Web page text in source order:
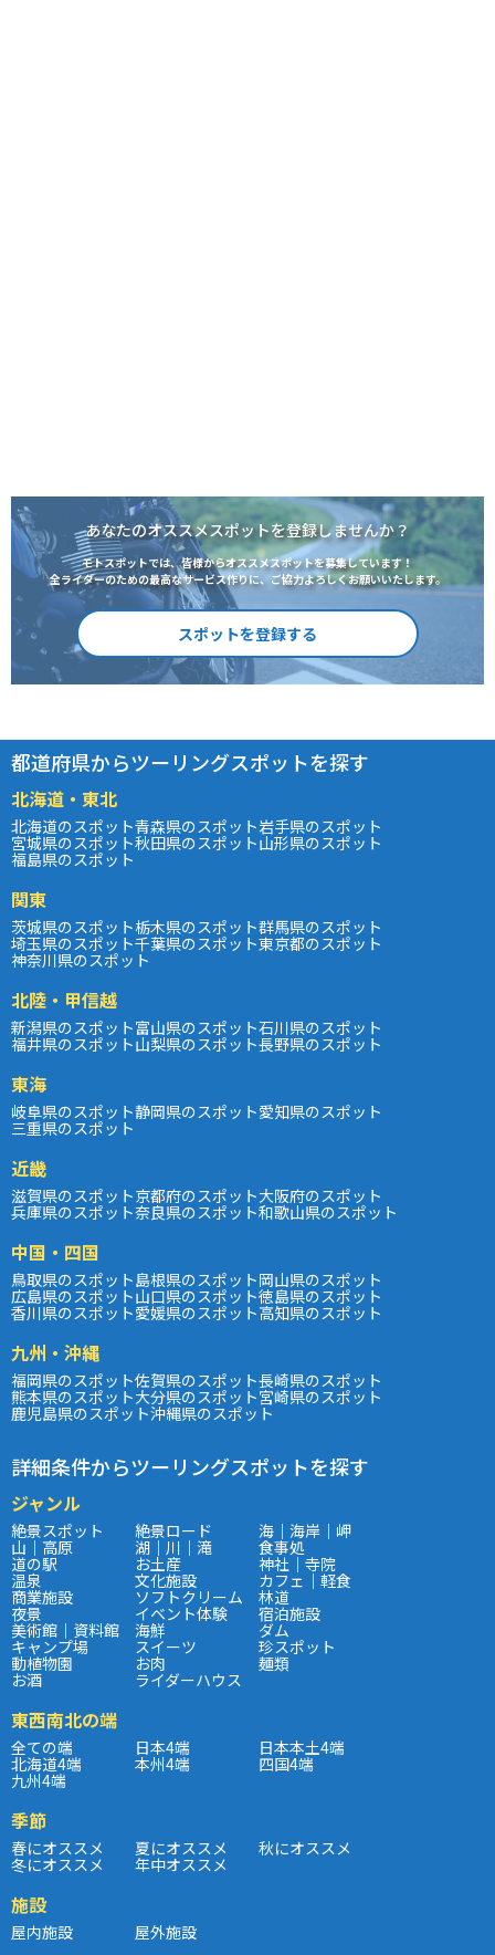
あなたのオススメスポットを登録しませんか？
モトスポットでは、皆様からオススメスポットを募集しています！
全ライダーのための最高なサービス作りに、ご協力よろしくお願いいたします。
スポットを登録する
都道府県からツーリングスポットを探す
北海道・東北
北海道のスポット青森県のスポット岩手県のスポット
宮城県のスポット秋田県のスポット山形県のスポット
福島県のスポット
関東
茨城県のスポット栃木県のスポット群馬県のスポット
埼玉県のスポット千葉県のスポット東京都のスポット
神奈川県のスポット
北陸・甲信越
新潟県のスポット富山県のスポット石川県のスポット
福井県のスポット山梨県のスポット長野県のスポット
東海
岐阜県のスポット静岡県のスポット愛知県のスポット
三重県のスポット
近畿
滋賀県のスポット京都府のスポット大阪府のスポット
兵庫県のスポット奈良県のスポット和歌山県のスポット
中国・四国
鳥取県のスポット島根県のスポット岡山県のスポット
広島県のスポット山口県のスポット徳島県のスポット
香川県のスポット愛媛県のスポット高知県のスポット
九州・沖縄
福岡県のスポット佐賀県のスポット長崎県のスポット
熊本県のスポット大分県のスポット宮崎県のスポット
鹿児島県のスポット沖縄県のスポット
詳細条件からツーリングスポットを探す
ジャンル
絶景スポット 絶景ロード 海｜海岸｜岬
山｜高原 湖｜川｜滝 食事処
道の駅 お土産 神社｜寺院
温泉 文化施設 カフェ｜軽食
商業施設 ソフトクリーム 林道
夜景 イベント体験 宿泊施設
美術館｜資料館 海鮮 ダム
キャンプ場 スイーツ 珍スポット
動植物園 お肉 麺類
お酒 ライダーハウス
東西南北の端
全ての端 日本4端 日本本土4端
北海道4端 本州4端 四国4端
九州4端
季節
春にオススメ 夏にオススメ 秋にオススメ
冬にオススメ 年中オススメ
施設
屋内施設 屋外施設